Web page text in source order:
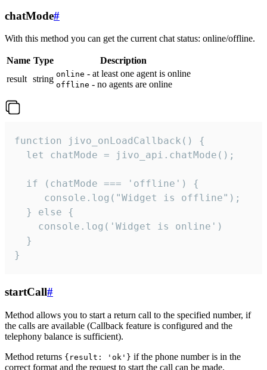
chatMode#
With this method you can get the current chat status: online/offline.
Name Type
Description
result string online - at least one agent is online
offline - no agents are online
function jivo_onLoadCallback() {
  let chatMode = jivo_api.chatMode();
  if (chatMode === 'offline') {
     console.log("Widget is offline");
  } else {
    console.log('Widget is online')
  }
}
startCall#
Method allows you to start a return call to the specified number, if
the calls are available (Callback feature is configured and the
telephony balance is sufficient).
Method returns {result: 'ok'} if the phone number is in the
correct format and the request to start the call can be made.